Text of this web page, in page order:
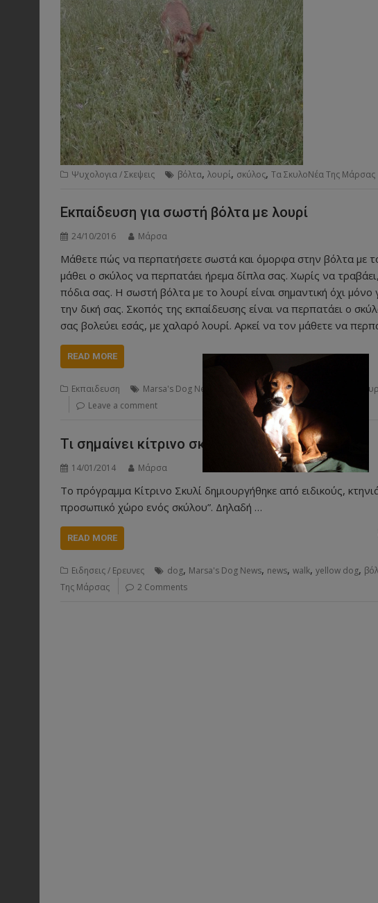
Ψυχολογια / Σκεψεις βόλτα, λουρί, σκύλος, Τα ΣκυλοΝέα Της Μάρσας
Εκπαίδευση για σωστή βόλτα με λουρί
24/10/2016 Μάρσα
Μάθετε πώς να περπατήσετε σωστά και όμορφα στην βόλτα με
μάθει ο σκύλος να περπατάει ήρεμα δίπλα σας. Χωρίς να
πόδια σας. Η σωστή βόλτα με το λουρί είναι σημαντική όχι
την δική σας. Σκοπός της εκπαίδευσης είναι να περπατάει ο
σας βολεύει εσάς, με χαλαρό λουρί. Αρκεί να τον μάθετε να
READ MORE
Εκπαιδευση Marsa's Dog News owner,pets ,βόλτα εκπαίδευση
Leave a comment
Τι σημαίνει κίτρινο σκυλί;
14/01/2014 Μάρσα
Το πρόγραμμα Κίτρινο Σκυλί δημιουργήθηκε από ειδικούς,
προσωπικό χώρο ενός σκύλου”. Δηλαδή …
READ MORE
Ειδησεις / Ερευνες dog, Marsa's Dog News, news, walk, yellow dog,
Της Μάρσας
2 Comments